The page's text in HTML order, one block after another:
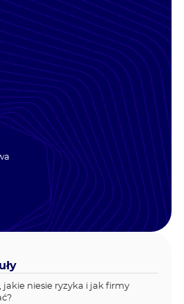
jakie niesie ryzyka i jak firmy